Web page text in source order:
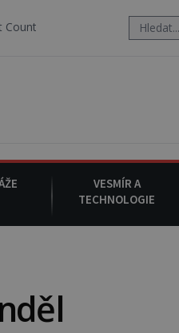
video, na kterém před jeho
VESMÍR A
TECHNOLOGIE